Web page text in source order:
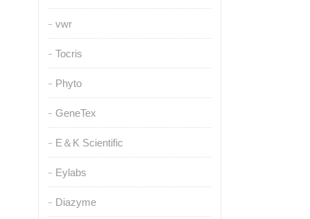
vwr
Tocris
Phyto
GeneTex
E＆K Scientific
Eylabs
Diazyme